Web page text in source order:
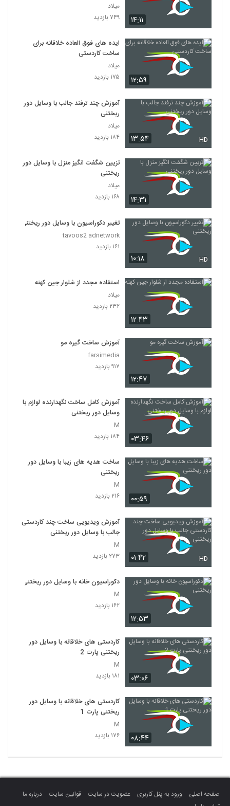
۱۴:۱۱
میلاد
۷۴۹ بازدید
۱۲:۵۹
ایده های فوق العاده خلاقانه برای
ساخت کاردستی
میلاد
۱۷۵ بازدید
۱۳:۵۴ HD
آموزش چند ترفند جالب با وسایل دور
ریختنی
میلاد
۱۸۴ بازدید
۱۴:۳۱
تزیین شگفت انگیز منزل با وسایل دور
ریختنی
میلاد
۱۶۸ بازدید
۱۰:۱۸ HD
تغییر دکوراسیون با وسایل دور ریختنی
tavoos2 adnetwork
۱۶۱ بازدید
۱۲:۴۳
استفاده مجدد از شلوار جین کهنه
میلاد
۲۳۲ بازدید
۱۲:۴۷
آموزش ساخت گیره مو
farsimedia
۹۱۷ بازدید
۰۳:۴۶
آموزش کامل ساخت نگهدارنده لوازم با
وسایل دور ریختنی
M
۱۸۴ بازدید
۰۰:۵۹
ساخت هدیه های زیبا با وسایل دور
ریختنی
M
۲۱۶ بازدید
۰۱:۴۲ HD
آموزش ویدیویی ساخت چند کاردستی
جالب با وسایل دور ریختنی
M
۲۷۳ بازدید
۱۲:۵۳
دکوراسیون خانه با وسایل دور ریختنی
M
۱۶۲ بازدید
۰۳:۰۶
کاردستی های خلاقانه با وسایل دور
ریختنی پارت 2
M
۱۸۱ بازدید
۰۸:۴۴
کاردستی های خلاقانه با وسایل دور
ریختنی پارت 1
M
۱۷۶ بازدید
صفحه اصلی ورود به پنل کاربری عضویت در سایت قوانین سایت
درباره ما